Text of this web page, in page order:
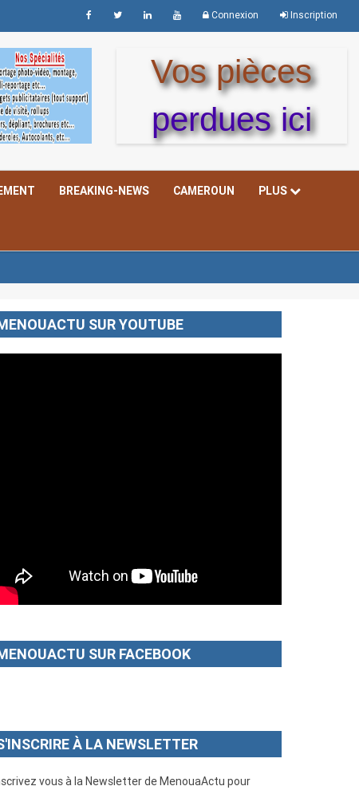
Connexion Inscription
Vos pièces
perdues ici
BREAKING-NEWS CAMEROUN PLUS
SUR YOUTUBE
SUR FACEBOOK
À LA NEWSLETTER
vous à la Newsletter de MenouaActu pour